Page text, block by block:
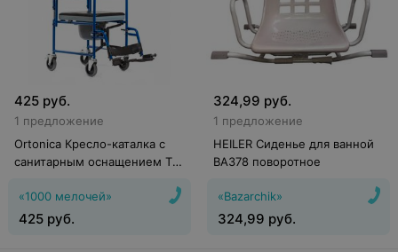
425 руб.
1 предложение
Ortonica Кресло-каталка с
санитарным оснащением TU
«1000 мелочей»
425 руб.
324,99 руб.
1 предложение
HEILER Сиденье для ванной
BA378 поворотное
«Bazarchik»
324,99 руб.